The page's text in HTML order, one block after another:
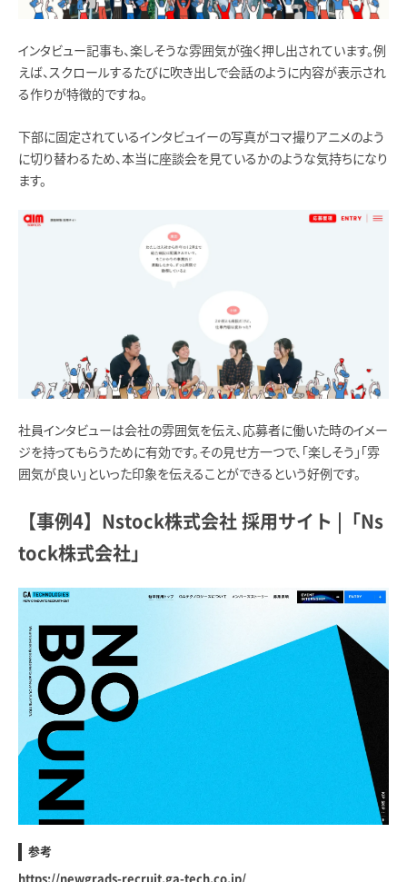
インタビュー記事も、楽しそうな雰囲気が強く押し出されています。例
えば、スクロールするたびに吹き出しで会話のように内容が表示され
る作りが特徴的ですね。
下部に固定されているインタビュイーの写真がコマ撮りアニメのよう
に切り替わるため、本当に座談会を見ているかのような気持ちになり
ます。
社員インタビューは会社の雰囲気を伝え、応募者に働いた時のイメー
ジを持ってもらうために有効です。その見せ方一つで、「楽しそう」「雰
囲気が良い」といった印象を伝えることができるという好例です。
【事例4】Nstock株式会社 採用サイト |「Ns
tock株式会社」
参考
https://newgrads-recruit.ga-tech.co.jp/